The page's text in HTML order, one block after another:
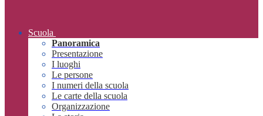
Scuola
Panoramica
Presentazione
I luoghi
Le persone
I numeri della scuola
Le carte della scuola
Organizzazione